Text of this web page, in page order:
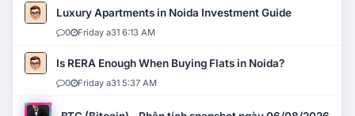
Luxury Apartments in Noida Investment Guide
0 Friday a31 6:13 AM
Is RERA Enough When Buying Flats in Noida?
0 Friday a31 5:37 AM